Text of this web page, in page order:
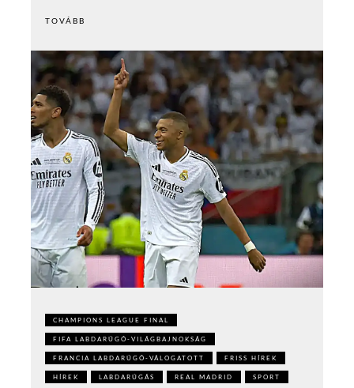
TOVÁBB
CHAMPIONS LEAGUE FINAL
FIFA LABDARÚGÓ-VILÁGBAJNOKSÁG
FRANCIA LABDARÚGÓ-VÁLOGATOTT FRISS HÍREK
HÍREK LABDARÚGÁS REAL MADRID SPORT